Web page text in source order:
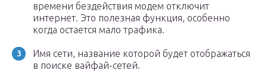
времени бездействия модем отключит
интернет. Это полезная функция, особенно
когда остается мало трафика.
Имя сети, название которой будет отображаться
в поиске вайфай-сетей.